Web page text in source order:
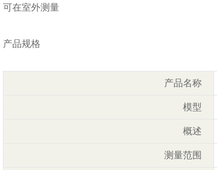
可在室外测量
产品规格
产品名称
模型
概述
测量范围